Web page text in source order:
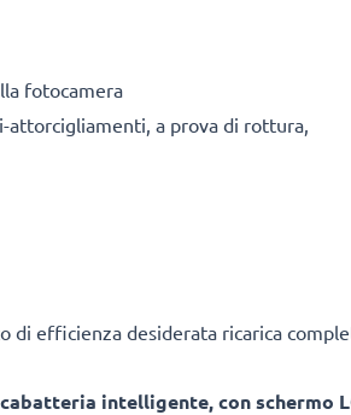
fotocamera
a prova di rottura,
efficienza desiderata ricarica
intelligente, con schermo